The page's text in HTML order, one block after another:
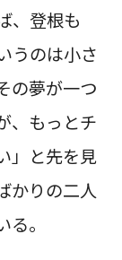
、登根も
うのは小さ
の夢が一つ
、もっとチ
」と先を見
かりの二人
。